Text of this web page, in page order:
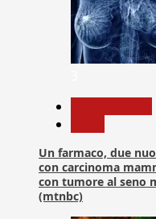
Un farmaco, due
con carcinoma
con tumore al seno
(mtnbc)